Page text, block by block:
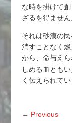
な時を掛けて
ざるを得ません
それは砂漠の
消すことなく
から、命与え
しめる血とも
く伝えられて
← Previous